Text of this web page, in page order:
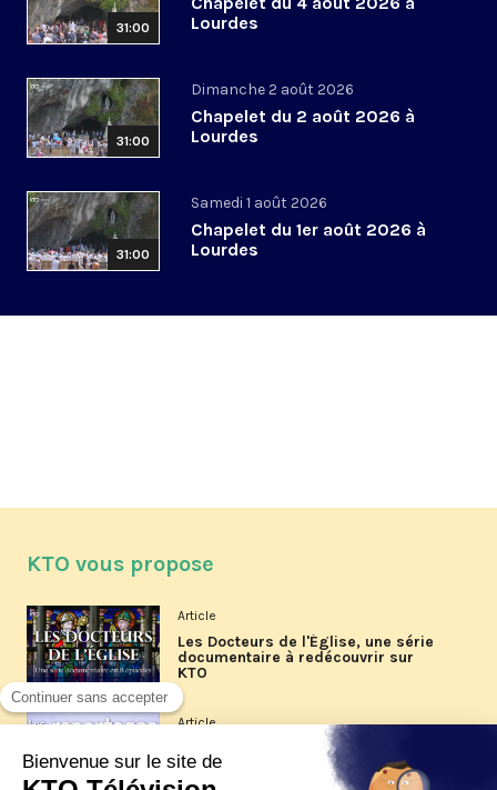
31:00
Lourdes
31:00
Dimanche 2 août 2026
Chapelet du 2 août 2026 à
Lourdes
31:00
Samedi 1 août 2026
Chapelet du 1er août 2026 à
Lourdes
KTO vous propose
Article
Les Docteurs de l'Église, une série
documentaire à redécouvrir sur
KTO
Article
Les reportages d'été 2026 de KTO